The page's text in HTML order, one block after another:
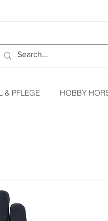
& PFLEGE HOBBY